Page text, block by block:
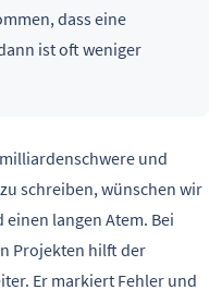
dass eine
ist oft weniger
und
zu schreiben, wünschen wir
langen Atem. Bei
Projekten hilft der
Er markiert Fehler und